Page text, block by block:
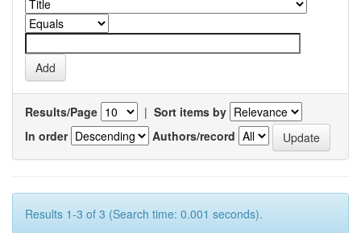
Results/Page | Sort items by
In order
Authors/record
Results 1-3 of 3 (Search time: 0.001 seconds).